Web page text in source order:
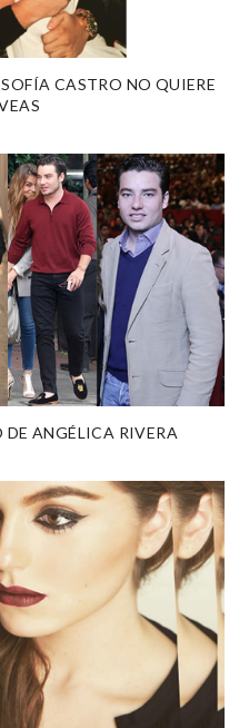
CASTRO NO QUIERE
DE ANGÉLICA RIVERA